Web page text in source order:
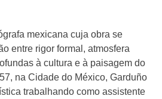
mexicana cuja obra se
entre rigor formal, atmosfera
à cultura e à paisagem do
na Cidade do México, Garduño
trabalhando como assistente